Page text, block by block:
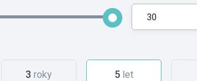
3 roky 5 let